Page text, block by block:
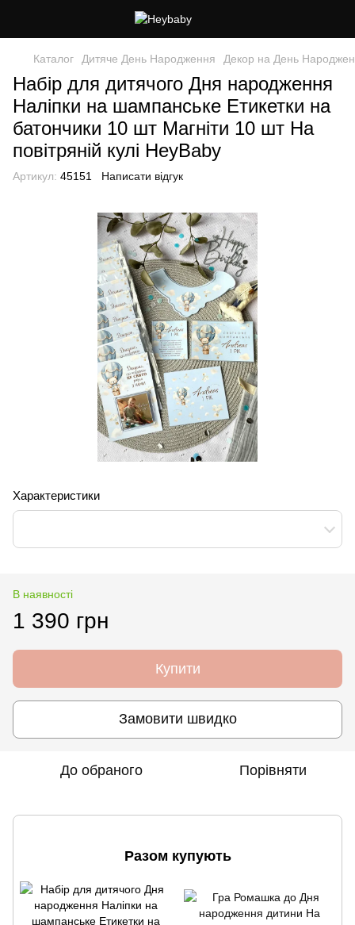
Каталог Дитяче День Народження Декор на День
Набір для дитячого Дня народження
Наліпки на шампанське Етикетки на
батончики 10 шт Магніти 10 шт На
повітряній кулі HeyBaby
Артикул: 45151 Написати відгук
Характеристики
В наявності
1 390 грн
Купити
Замовити швидко
До обраного Порівняти
Разом купують